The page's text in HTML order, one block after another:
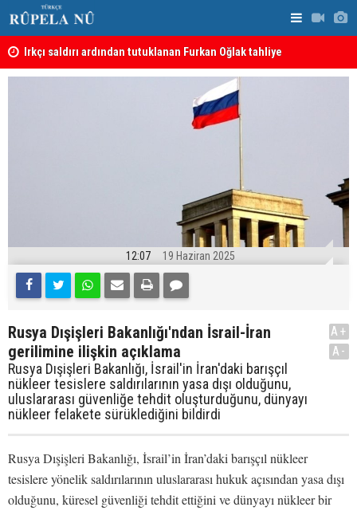
Irkçı saldırı ardından tutuklanan Furkan Oğlak tahliye
edildi
12:07 19 Haziran 2025
Rusya Dışişleri Bakanlığı'ndan İsrail-İran
gerilimine ilişkin açıklama
Rusya Dışişleri Bakanlığı, İsrail'in İran'daki barışçıl
nükleer tesislere saldırılarının yasa dışı olduğunu,
uluslararası güvenliğe tehdit oluşturduğunu, dünyayı
nükleer felakete sürüklediğini bildirdi
A+
A-
Rusya Dışişleri Bakanlığı, İsrail’in İran’daki barışçıl nükleer
tesislere yönelik saldırılarının uluslararası hukuk açısından yasa dışı
olduğunu, küresel güvenliği tehdit ettiğini ve dünyayı nükleer bir